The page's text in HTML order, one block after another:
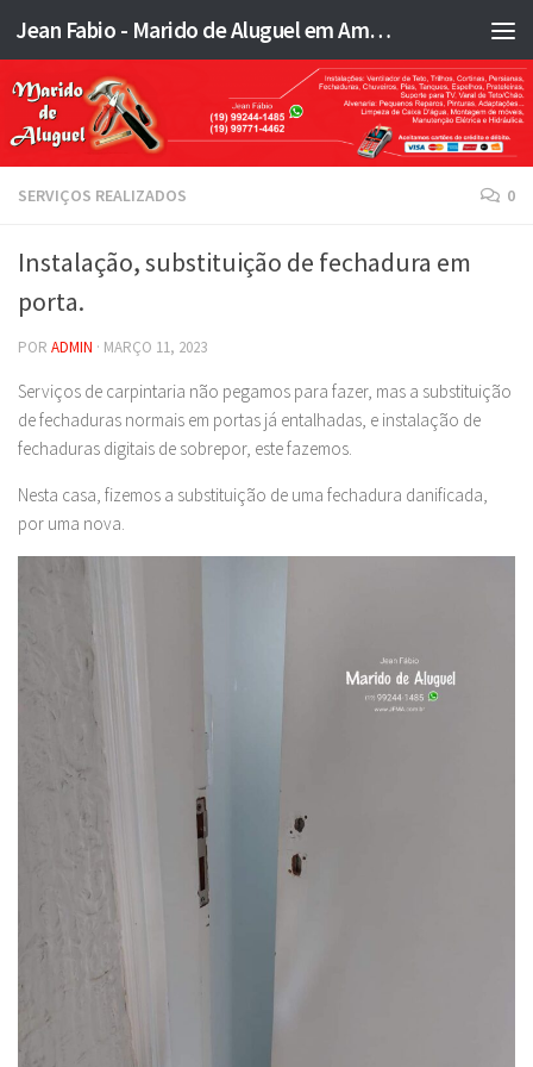
Skip to content Jean Fabio - Marido de Aluguel em Americana SP e região - JFMA
SERVIÇOS REALIZADOS 0
Instalação, substituição de fechadura em
porta.
POR ADMIN · MARÇO 11, 2023
Serviços de carpintaria não pegamos para fazer, mas a substituição
de fechaduras normais em portas já entalhadas, e instalação de
fechaduras digitais de sobrepor, este fazemos.
Nesta casa, fizemos a substituição de uma fechadura danificada,
por uma nova.